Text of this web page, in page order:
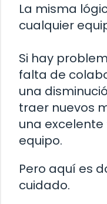
La misma
cualquier
Si hay
falta de
una
traer nuevos
una
equipo.
Pero aquí es
cuidado.